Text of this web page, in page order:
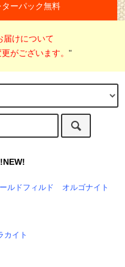
ーパック無料
けについて
がございます。"
ルドフィルド オルゴナイト
カイト